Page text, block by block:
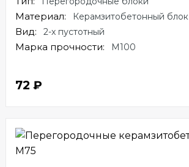
Материал: Керамзитобетонный блок
Вид: 2-х пустотный
Марка прочности: М100
72 ₽